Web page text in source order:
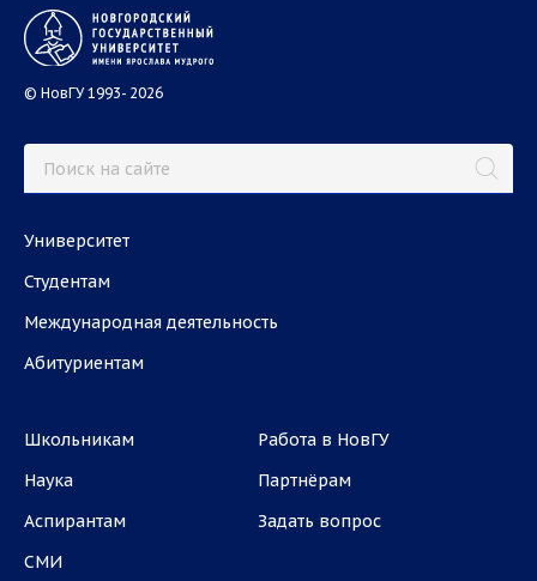
© НовГУ 1993- 2026
Университет
Студентам
Международная деятельность
Абитуриентам
Школьникам
Наука
Аспирантам
СМИ
Работа в НовГУ
Партнёрам
Задать вопрос